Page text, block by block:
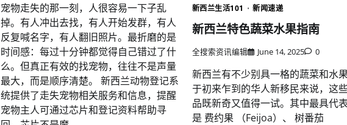
宠物走失的那一刻，人很容易一下子乱
掉。有人冲出去找，有人开始发群，有人
反复喊名字，有人翻旧照片。最折磨的是
时间感：每过十分钟都觉得自己错过了什
么。但真正有效的找宠物，往往不是声量
最大，而是顺序清楚。 新西兰动物登记系
统提供了走失宠物相关服务和信息，提醒
宠物主人可通过芯片和登记资料帮助寻
新西兰生活101 新闻速递
新西兰特色蔬菜水果指南
全搜索资讯编辑 June 14, 2025 0
新西兰有不少别具一格的蔬菜和水
于初来乍到的华人新移民来说，这
品既新奇又值得一试。其中最具代
是 费约果 （Feijoa）、 树番茄